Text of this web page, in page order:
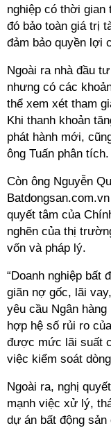
nghiệp có thời
đó bảo toàn giá trị
đảm bảo quyền lợi
Ngoài ra nhà đầu
nhưng có các
thể xem xét tham
Khi thanh khoản
phát hành mới,
ông Tuấn phân tích.
Còn ông Nguyễn
quyết tâm của
nghẽn của thị
vốn và pháp lý.
“Doanh nghiệp bất
giãn nợ gốc, lãi
yêu cầu Ngân
hợp hệ số rủi ro
được mức lãi suất
việc kiểm soát
Ngoài ra, nghị
mạnh việc xử lý,
dự án bất động